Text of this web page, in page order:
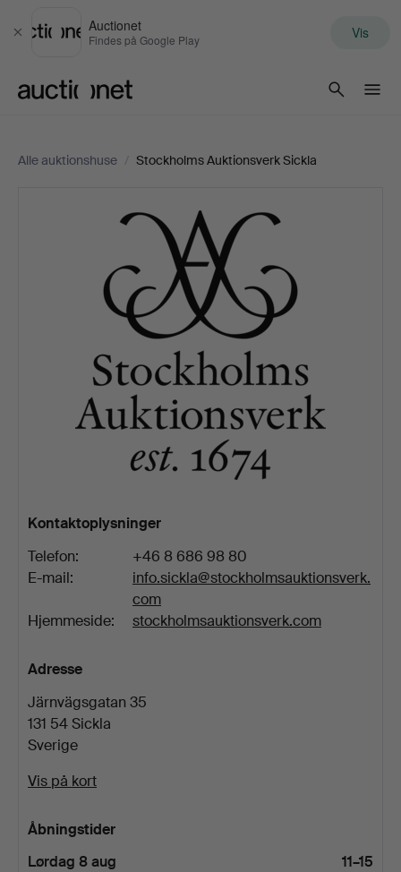
Luk
Auctionet
Findes på Google Play Vis
Alle auktionshuse / Stockholms Auktionsverk Sickla
Stockholms
Auktionsverk
Kontaktoplysninger
Telefon:
+46 8 686 98 80
E-mail:
info.sickla@stockholmsauktionsverk.
com
Hjemmeside:
stockholmsauktionsverk.com
Adresse
Järnvägsgatan 35
131 54 Sickla
Sverige
Vis på kort
Åbningstider
Lørdag 8 aug
11–15